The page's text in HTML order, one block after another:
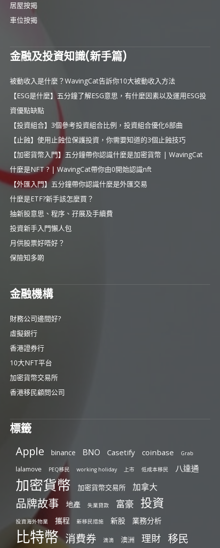
居屋按揭
車位按揭
金融及投資知識(新手篇)
被動收入是什麼？WavingCat告訴你10大被動收入方法
【ESG是什麼】五分鐘了解ESG意思，有什麼因素以及運用ESG投
資優點缺點
【投資組合】3個參考投資組合比例，投資組合優化6部曲
【止蝕】使用止蝕位保護投資，你需要知道的3個止蝕技巧
【加密貨幣入門】五分鐘帶你認識什麼是加密貨幣 | WavingCat
什麼是NFT ? | WavingCat帶你由0開始認識nft
【外匯入門】五分鐘帶你認識什麼是外匯交易
什麼是ETF?新手該怎麼買？
抽新股意思、程序、孖展及手續費
投資新手入門懶人包
月供股票好唔好？
保險知多啲
金融機構
財務公司邊間好?
虛擬銀行
香港證券行
10大NFT平台
加密貨幣交易所
香港移民顧問公司
標籤
Apple binance BNO Casetify coinbase Grab
lalamove PEQ移民 working holiday 上市 低成本移民 八達通
加密貨幣 加密貨幣交易所 加拿大
品牌故事 地產 失業貸款 富豪 投資
投資海外物業 攜程 新移民措施 新股 業務分析
比特幣 消費券 滴滴 澳洲 理財 移民